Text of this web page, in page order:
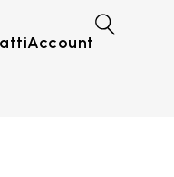
Account